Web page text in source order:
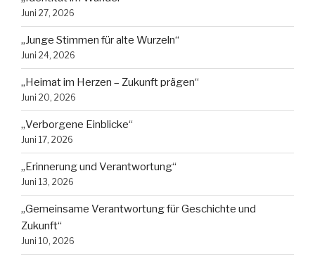
Juni 27, 2026
„Junge Stimmen für alte Wurzeln“
Juni 24, 2026
„Heimat im Herzen – Zukunft prägen“
Juni 20, 2026
„Verborgene Einblicke“
Juni 17, 2026
„Erinnerung und Verantwortung“
Juni 13, 2026
„Gemeinsame Verantwortung für Geschichte und
Zukunft“
Juni 10, 2026